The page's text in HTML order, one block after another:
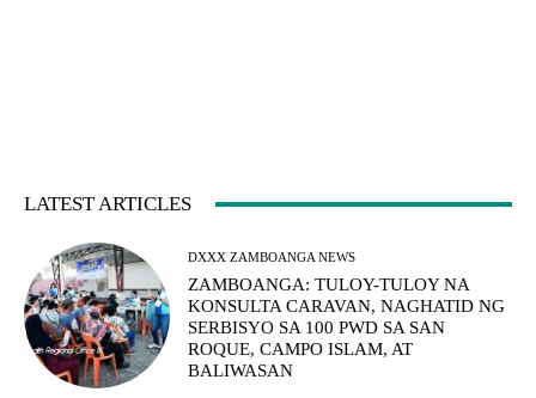
LATEST ARTICLES
DXXX ZAMBOANGA NEWS
ZAMBOANGA: TULOY-TULOY NA
KONSULTA CARAVAN, NAGHATID NG
SERBISYO SA 100 PWD SA SAN
ROQUE, CAMPO ISLAM, AT
BALIWASAN